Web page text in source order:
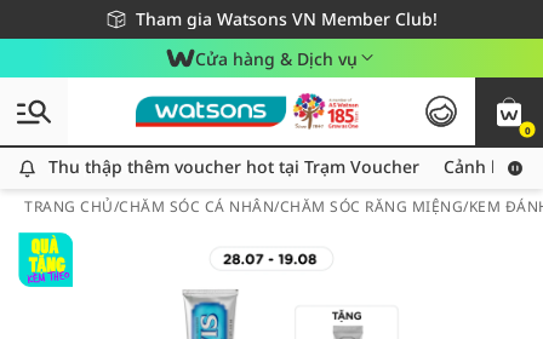
Tham gia Watsons VN Member Club!
Miễn phí giao hàng cho đơn hàng từ 249,000Đ
Giao hàng nhanh 24h - Áp dụng khu vực TP. Hồ Chí Minh
Cửa hàng & Dịch vụ
0
Thu thập thêm voucher hot tại Trạm Voucher
Thu thập thêm voucher hot tại Trạm Voucher Cảnh báo
TRANG CHỦ/CHĂM SÓC CÁ NHÂN/CHĂM SÓC RĂNG MIỆNG/KEM